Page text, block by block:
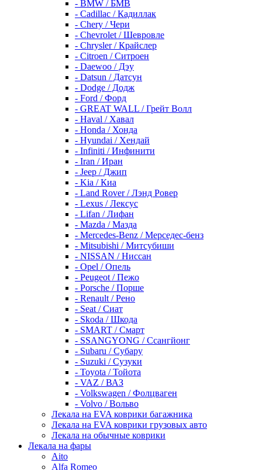
- BMW / БМВ
- Cadillac / Кадиллак
- Chery / Чери
- Chevrolet / Шевровле
- Chrysler / Крайслер
- Citroen / Ситроен
- Daewoo / Дэу
- Datsun / Датсун
- Dodge / Додж
- Ford / Форд
- GREAT WALL / Грейт Волл
- Haval / Хавал
- Honda / Хонда
- Hyundai / Хендай
- Infiniti / Инфинити
- Iran / Иран
- Jeep / Джип
- Kia / Киа
- Land Rover / Лэнд Ровер
- Lexus / Лексус
- Lifan / Лифан
- Mazda / Мазда
- Mercedes-Benz / Мерседес-бенз
- Mitsubishi / Митсубиши
- NISSAN / Ниссан
- Opel / Опель
- Peugeot / Пежо
- Porsche / Порше
- Renault / Рено
- Seat / Сиат
- Skoda / Шкода
- SMART / Смарт
- SSANGYONG / Ссангйонг
- Subaru / Субару
- Suzuki / Сузуки
- Toyota / Тойота
- VAZ / ВАЗ
- Volkswagen / Фолцваген
- Volvo / Вольво
Лекала на EVA коврики багажника
Лекала на EVA коврики грузовых авто
Лекала на обычные коврики
Лекала на фары
Aito
Alfa Romeo